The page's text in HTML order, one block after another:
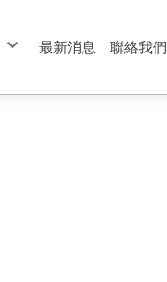
TAT系列印台
最新消息 聯絡我們